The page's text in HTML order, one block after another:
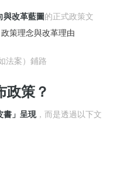
與改革藍圖的正式政策文
策理念與改革理由
法案）鋪路
政策？
書」呈現，而是透過以下文